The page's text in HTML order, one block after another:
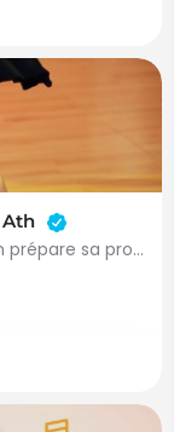
Ath
Le Club de danse de Salon Lessines - Ath prépare sa prochaine saison de danse 2026-2027 qui débutera le jeudi…